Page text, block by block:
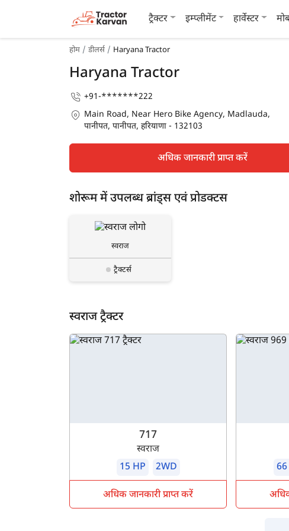
ट्रैक्टर इम्प्लीमेंट हार्वेस्टर
होम डीलर्स Haryana Tractor
Haryana Tractor
+91-*******222
Main Road, Near Hero Bike Agency, Madlauda,
पानीपत, पानीपत, हरियाणा - 132103
अधिक जानकारी प्राप्त करें
शोरूम में उपलब्ध ब्रांड्स एवं प्रोडक्टस
स्वराज
ट्रैक्टर्स
स्वराज ट्रैक्टर
717
स्वराज
15 HP
2WD
अधिक जानकारी प्राप्त करें